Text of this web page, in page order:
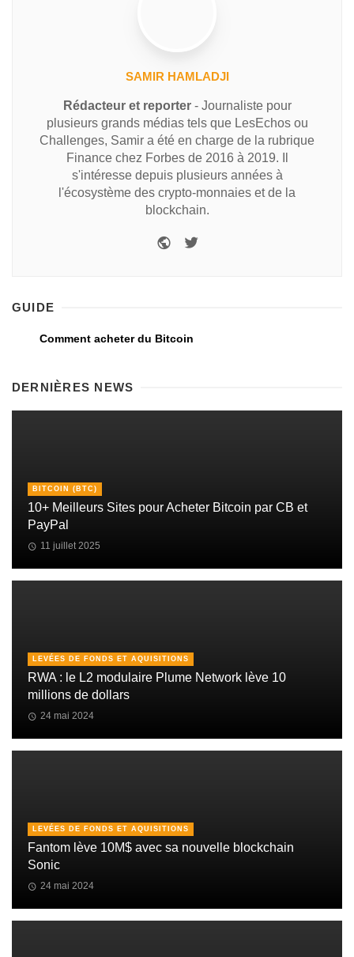
SAMIR HAMLADJI
Rédacteur et reporter- Journaliste pour
plusieurs grands médias tels que LesEchos ou
Challenges, Samir a été en charge de la rubrique
Finance chez Forbes de 2016 à 2019. Il
s'intéresse depuis plusieurs années à
l'écosystème des crypto-monnaies et de la
blockchain.
GUIDE
Comment acheter du Bitcoin
DERNIÈRES NEWS
BITCOIN (BTC)
10+ Meilleurs Sites pour Acheter Bitcoin par CB et
PayPal
11 juillet 2025
LEVÉES DE FONDS ET AQUISITIONS
RWA : le L2 modulaire Plume Network lève 10
millions de dollars
24 mai 2024
LEVÉES DE FONDS ET AQUISITIONS
Fantom lève 10M$ avec sa nouvelle blockchain
Sonic
24 mai 2024